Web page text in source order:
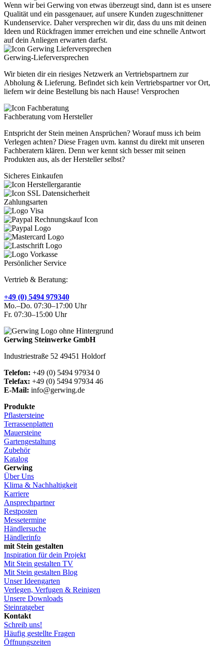
Wenn wir bei Gerwing von etwas überzeugt sind, dann ist es unsere
Qualität und ein passgenauer, auf unsere Kunden zugeschnittener
Kundenservice. Daher versprechen wir dir, dass du uns mit deinen
Ideen und Rückfragen immer erreichen und eine schnelle Antwort
auf dein Anliegen erwarten darfst.
Gerwing-Lieferversprechen
Wir bieten dir ein riesiges Netzwerk an Vertriebspartnern zur
Abholung & Lieferung. Befindet sich kein Vertriebspartner vor Ort,
liefern wir deine Bestellung bis nach Hause! Versprochen
Fachberatung vom Hersteller
Entspricht der Stein meinen Ansprüchen? Worauf muss ich beim
Verlegen achten? Diese Fragen uvm. kannst du direkt mit unseren
Fachberatern klären. Denn wer kennt sich besser mit seinen
Produkten aus, als der Hersteller selbst?
Sicheres Einkaufen
Zahlungsarten
Persönlicher Service
Vertrieb & Beratung:
+49 (0) 5494 979340
Mo.–Do. 07:30–17:00 Uhr
Fr. 07:30–15:00 Uhr
Gerwing Steinwerke GmbH
Industriestraße 52 49451 Holdorf
Telefon: +49 (0) 5494 97934 0
Telefax: +49 (0) 5494 97934 46
E-Mail: info@gerwing.de
Produkte
Pflastersteine
Terrassenplatten
Mauersteine
Gartengestaltung
Zubehör
Katalog
Gerwing
Über Uns
Klima & Nachhaltigkeit
Karriere
Ansprechpartner
Restposten
Messetermine
Händlersuche
Händlerinfo
mit Stein gestalten
Inspiration für dein Projekt
Mit Stein gestalten TV
Mit Stein gestalten Blog
Unser Ideengarten
Verlegen, Verfugen & Reinigen
Unsere Downloads
Steinratgeber
Kontakt
Schreib uns!
Häufig gestellte Fragen
Öffnungszeiten